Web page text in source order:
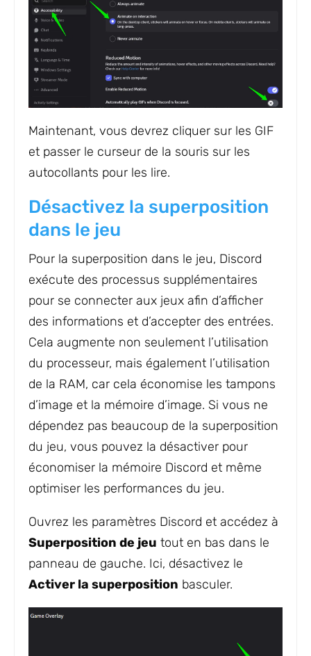
Maintenant, vous devrez cliquer sur les GIF
et passer le curseur de la souris sur les
autocollants pour les lire.
Désactivez la superposition
dans le jeu
Pour la superposition dans le jeu, Discord
exécute des processus supplémentaires
pour se connecter aux jeux afin d’afficher
des informations et d’accepter des entrées.
Cela augmente non seulement l’utilisation
du processeur, mais également l’utilisation
de la RAM, car cela économise les tampons
d’image et la mémoire d’image. Si vous ne
dépendez pas beaucoup de la superposition
du jeu, vous pouvez la désactiver pour
économiser la mémoire Discord et même
optimiser les performances du jeu.
Ouvrez les paramètres Discord et accédez à
Superposition de jeu tout en bas dans le
panneau de gauche. Ici, désactivez le
Activer la superposition basculer.